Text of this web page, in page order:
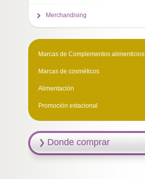
Merchandising
Marcas de Complementos alimenticios
Marcas de cosméticos
Alimentación
Promoción estacional
Donde comprar